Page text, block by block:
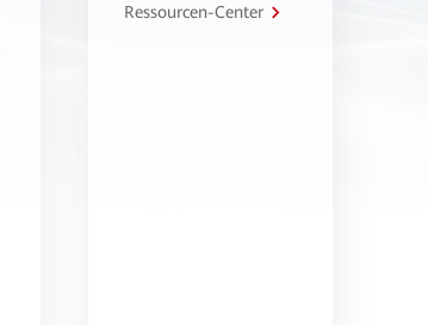
Ressourcen-Center